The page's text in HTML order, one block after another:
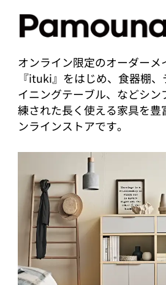
オンライン限定のオーダーメ
『ituki』をはじめ、食器棚
イニングテーブル、などシ
練された長く使える家具を豊
ンラインストアです。